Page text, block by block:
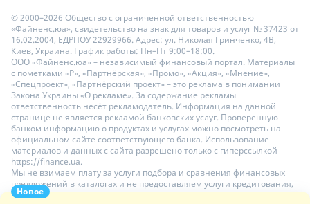
Новое
© 2000–2026 Общество с ограниченной ответственностью
«Файненс.юа», свидетельство на знак для товаров и услуг № 37423 от
16.02.2004, ЕДРПОУ 22929966. Адрес: ул. Николая Гринченко, 4В,
Киев, Украина. График работы: Пн–Пт 9:00–18:00.
ООО «Файненс.юа» – независимый финансовый портал. Материалы
с пометками «Р», «Партнёрская», «Промо», «Акция», «Мнение»,
«Спецпроект», «Партнёрский проект» – это реклама в понимании
Закона Украины «О рекламе». За содержание рекламы
ответственность несёт рекламодатель. Информация на данной
странице не является рекламой банковских услуг. Проверенную
банком информацию о продуктах и услугах можно посмотреть на
официальном сайте соответствующего банка. Использование
материалов и данных с сайта разрешено только с гиперссылкой
https://finance.ua.
Мы не взимаем плату за услуги подбора и сравнения финансовых
предложений в каталогах и не предоставляем услуги кредитования,
размещения депозитов и страхования. Ваши личные данные на